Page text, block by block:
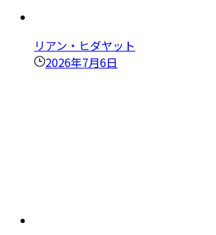
リアン・ヒダヤット
2026年7月6日